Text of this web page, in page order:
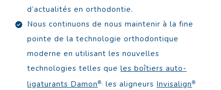
d’actualités en orthodontie.
Nous continuons de nous maintenir à la fine
pointe de la technologie orthodontique
moderne en utilisant les nouvelles
technologies telles queles boîtiers auto-
ligaturants Damon®, les aligneurs Invisalign®